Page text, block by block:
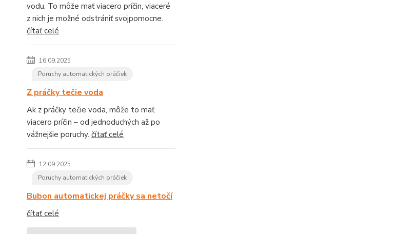
vodu. To môže mať viacero príčin, viaceré
z nich je možné odstrániť svojpomocne.
čítať celé
16.09.2025
Poruchy automatických práčiek
Z práčky tečie voda
Ak z práčky tečie voda, môže to mať
viacero príčin – od jednoduchých až po
vážnejšie poruchy. čítať celé
12.09.2025
Poruchy automatických práčiek
Bubon automatickej práčky sa netočí
čítať celé